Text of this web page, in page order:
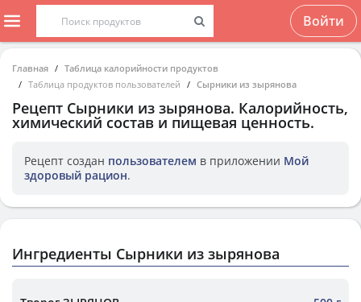
Войти
Главная
Таблица калорийности продуктов
Таблица продуктов пользователей
Сырники из зырянова
Рецепт Сырники из зырянова. Калорийность,
химический состав и пищевая ценность.
Рецепт создан пользователем в приложении Мой
здоровый рацион.
Ингредиенты Сырники из зырянова